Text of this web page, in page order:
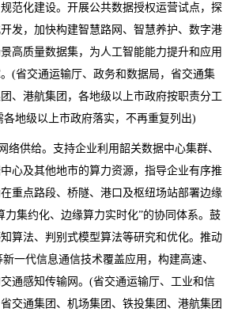
范化建设。开展公共数据授权运营试点，探
发，加快构建智慧路网、智慧养护、数字港
高质量数据集，为人工智能能力提升和应用
(省交通运输厅、政务和数据局，省交通集
、港航集团，各地级以上市政府按职责分工
地级以上市政府落实，不再重复列出)
络供给。支持企业利用韶关数据中心集群、
心及其他地市的算力资源，指导企业有序推
重点路段、桥隧、港口及枢纽场站部署边缘
力集约化、边缘算力实时化”的协同体系。鼓
算法、判别式模型算法等研究和优化。推动
一代信息通信技术覆盖应用，构建高速、
通感知传输网。(省交通运输厅、工业和信
交通集团、机场集团、铁投集团、港航集团